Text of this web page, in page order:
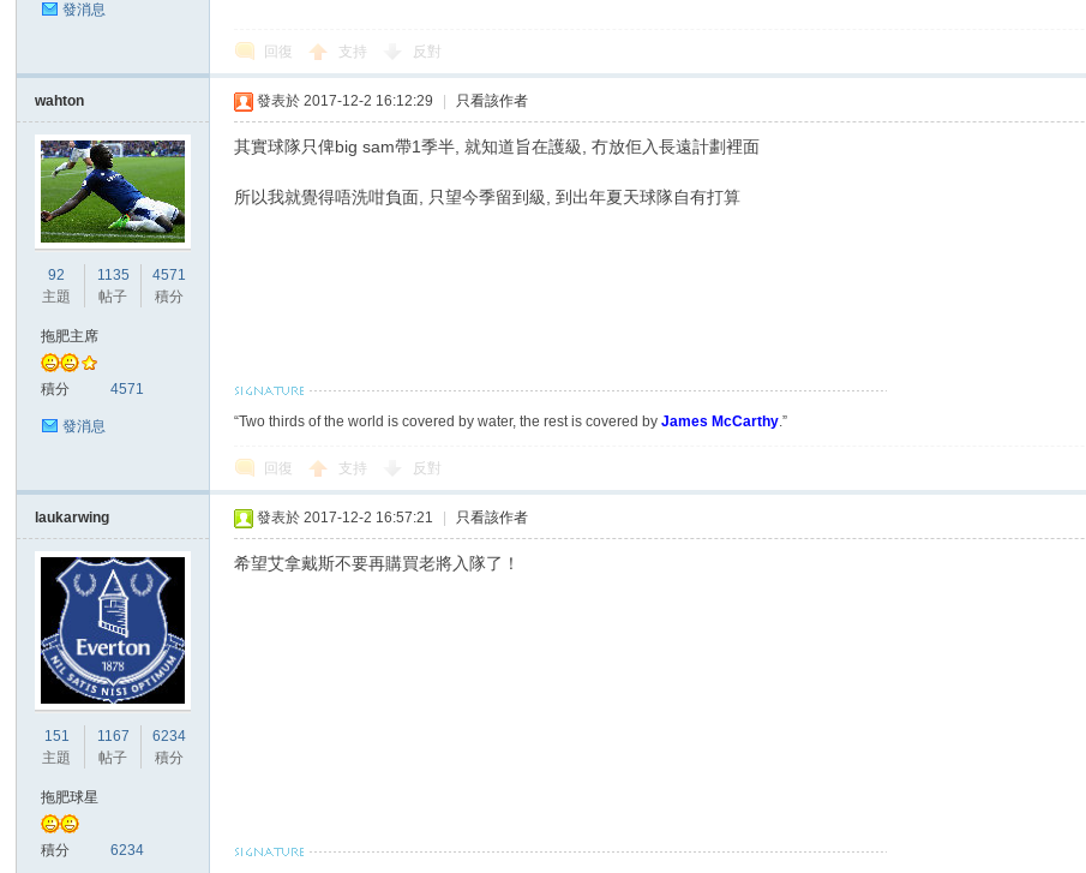
愛
發消息
回復 支持 反對
wahton
92
主題
1135
帖子
4571
積分
拖肥主席
積分 4571
發消息
發表於 2017-12-2 16:12:29 只看該作者
其實球隊只俾big sam帶1季半, 就知道旨在護級, 冇放佢入長遠計劃裡面
所以我就覺得唔洗咁負面, 只望今季留到級, 到出年夏天球隊自有打算
“Two thirds of the world is covered by water, the rest is covered byJames McCarthy.”
回復 支持 反對
laukarwing
151
主題
1167
帖子
6234
積分
拖肥球星
積分 6234
發表於 2017-12-2 16:57:21 只看該作者
希望艾拿戴斯不要再購買老將入隊了！